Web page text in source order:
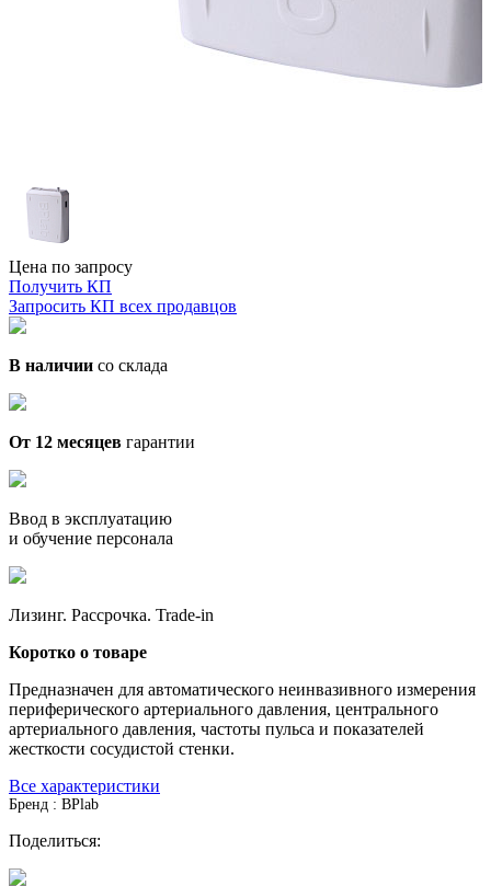
Цена по запросу
Получить КП
Запросить КП всех продавцов
В наличии со склада
От 12 месяцев гарантии
Ввод в эксплуатацию
и обучение персонала
Лизинг. Рассрочка. Trade-in
Коротко о товаре
Предназначен для автоматического неинвазивного измерения
периферического артериального давления, центрального
артериального давления, частоты пульса и показателей
жесткости сосудистой стенки.
Все характеристики
Бренд : BPlab
Поделиться: